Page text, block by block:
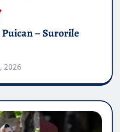
– Surorile
2026